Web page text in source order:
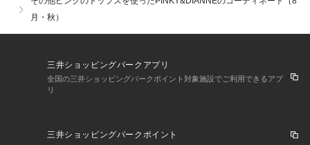
月・秋）
三井ショッピングパークアプリ
全国の三井ショッピングパークポイント対象施設でご利用できるアプ
リ
三井ショッピングパークポイント